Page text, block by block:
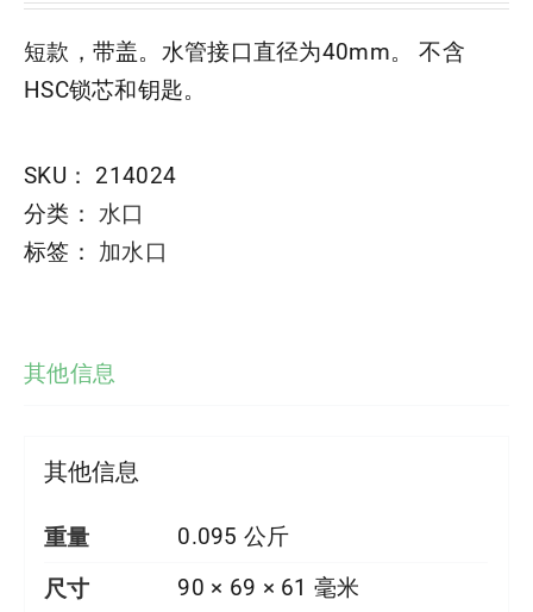
短款，带盖。水管接口直径为40mm。 不含
HSC锁芯和钥匙。
SKU： 214024
分类：水口
标签： 加水口
其他信息
其他信息
重量 0.095 公斤
尺寸 90 × 69 × 61 毫米